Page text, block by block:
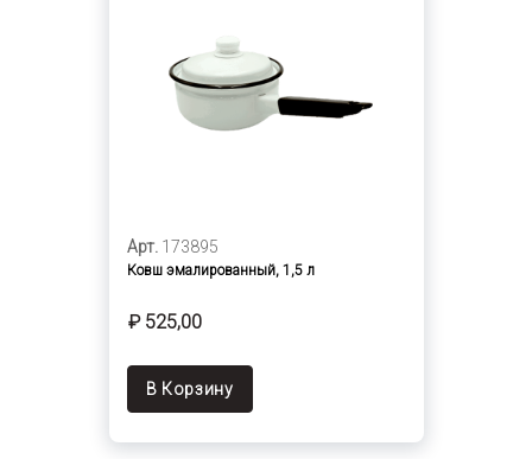
Арт. 173895
Ковш эмалированный, 1,5 л
₽ 525,00
В Корзину